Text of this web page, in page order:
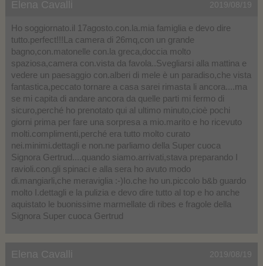
Elena Cavalli 2019/08/19
Ho soggiornato.il 17agosto.con.la.mia famiglia e devo dire
tutto.perfect!!!La camera di 26mq,con un grande
bagno,con.matonelle con.la greca,doccia molto
spaziosa,camera con.vista da favola..Svegliarsi alla mattina e
vedere un paesaggio con.alberi di mele è un paradiso,che vista
fantastica,peccato tornare a casa sarei rimasta li ancora....ma
se mi capita di andare ancora da quelle parti mi fermo di
sicuro,perché ho prenotato qui al ultimo minuto,cioè pochi
giorni prima per fare una sorpresa a mio.marito e ho ricevuto
molti.complimenti,perché era tutto molto curato
nei.minimi.dettagli e non.ne parliamo della Super cuoca
Signora Gertrud....quando siamo.arrivati,stava preparando I
ravioli.con.gli spinaci e alla sera ho avuto modo
di.mangiarli,che meraviglia :-)Io.che ho un.piccolo b&b guardo
molto I.dettagli e la pulizia e devo dire tutto al top e ho anche
aquistato le buonissime marmellate di ribes e fragole della
Signora Super cuoca Gertrud
Elena Cavalli 2019/08/19